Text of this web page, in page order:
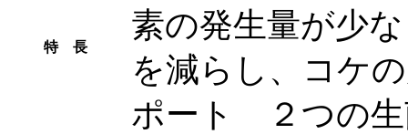
特 長
素の発生量が少
を減らし、コケ
ポート ２つの生